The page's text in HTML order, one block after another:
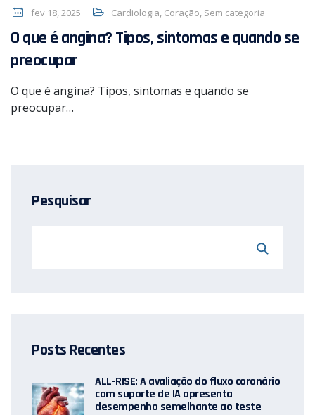
fev 18, 2025 Cardiologia, Coração, Sem categoria
O que é angina? Tipos, sintomas e quando se
preocupar
O que é angina? Tipos, sintomas e quando se
preocupar…
Pesquisar
Posts Recentes
ALL-RISE: A avaliação do fluxo coronário
com suporte de IA apresenta
desempenho semelhante ao teste